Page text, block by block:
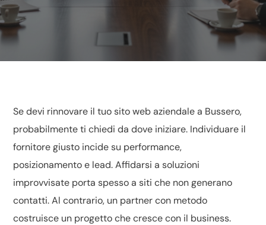
Se devi rinnovare il tuo sito web aziendale a Bussero,
probabilmente ti chiedi da dove iniziare. Individuare il
fornitore giusto incide su performance,
posizionamento e lead. Affidarsi a soluzioni
improvvisate porta spesso a siti che non generano
contatti. Al contrario, un partner con metodo
costruisce un progetto che cresce con il business.